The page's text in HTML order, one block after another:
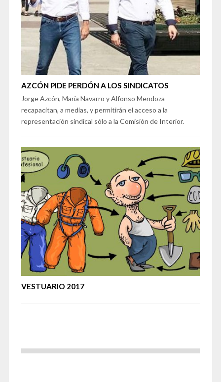
AZCÓN PIDE PERDÓN A LOS SINDICATOS
Jorge Azcón, María Navarro y Alfonso Mendoza
recapacitan, a medias, y permitirán el acceso a la
representación sindical sólo a la Comisión de Interior.
VESTUARIO 2017